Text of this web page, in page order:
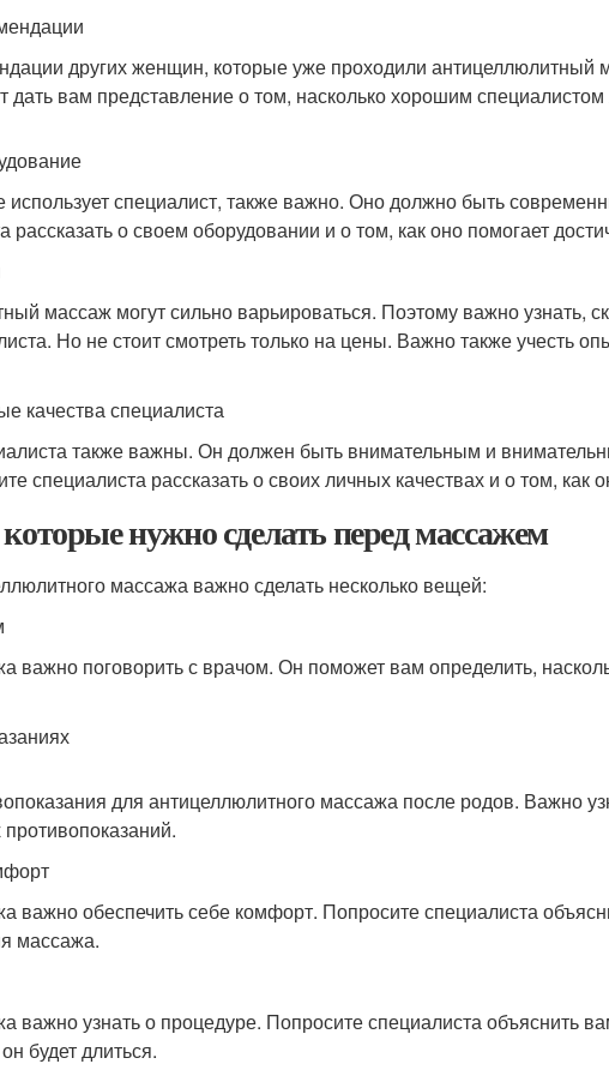
других женщин, которые уже проходили антицеллюлитный
дать вам представление о том, насколько хорошим специалистом
использует специалист, также важно. Оно должно быть
рассказать о своем оборудовании и о том, как оно помогает
массаж могут сильно варьироваться. Поэтому важно узнать,
Но не стоит смотреть только на цены. Важно также учесть
качества специалиста
также важны. Он должен быть внимательным и
специалиста рассказать о своих личных качествах и о том, как
нужно сделать перед массажем
массажа важно сделать несколько вещей:
важно поговорить с врачом. Он поможет вам определить,
для антицеллюлитного массажа после родов. Важно
важно обеспечить себе комфорт. Попросите специалиста
массажа.
важно узнать о процедуре. Попросите специалиста объяснить
будет длиться.